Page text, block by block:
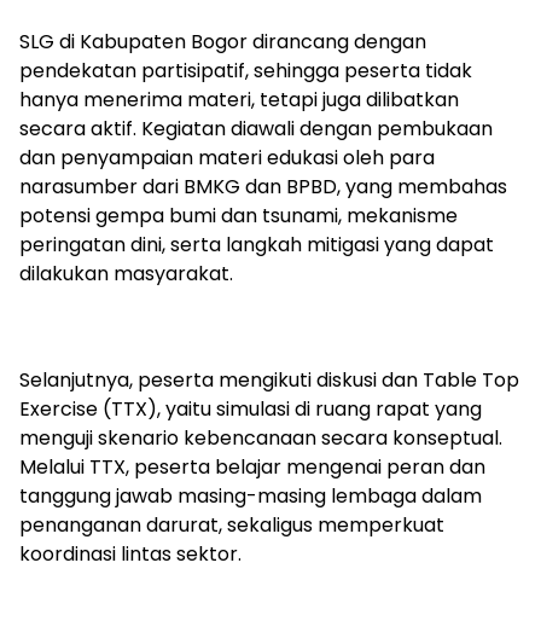
SLG di Kabupaten Bogor dirancang dengan
pendekatan partisipatif, sehingga peserta tidak
hanya menerima materi, tetapi juga dilibatkan
secara aktif. Kegiatan diawali dengan pembukaan
dan penyampaian materi edukasi oleh para
narasumber dari BMKG dan BPBD, yang membahas
potensi gempa bumi dan tsunami, mekanisme
peringatan dini, serta langkah mitigasi yang dapat
dilakukan masyarakat.
Selanjutnya, peserta mengikuti diskusi dan Table Top
Exercise (TTX), yaitu simulasi di ruang rapat yang
menguji skenario kebencanaan secara konseptual.
Melalui TTX, peserta belajar mengenai peran dan
tanggung jawab masing-masing lembaga dalam
penanganan darurat, sekaligus memperkuat
koordinasi lintas sektor.